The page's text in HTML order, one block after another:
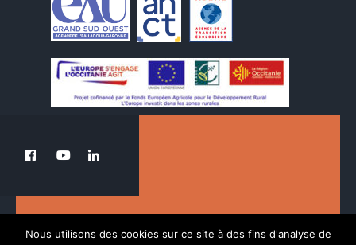
Le PETR au service de la transition du Pays
Nous utilisons des cookies sur ce site à des fins d'analyse de